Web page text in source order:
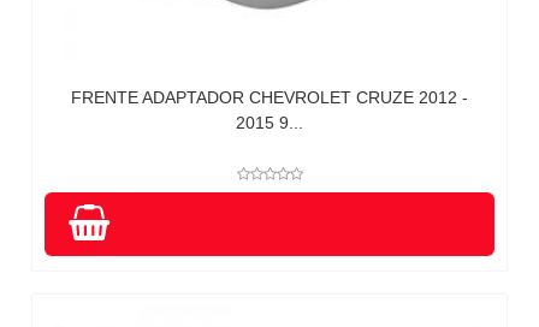
FRENTE ADAPTADOR CHEVROLET CRUZE 2012 -
2015 9...